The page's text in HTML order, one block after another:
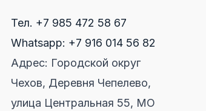
Тел. +7 985 472 58 67
Whatsapp: +7 916 014 56 82
Адрес: Городской округ
Чехов, Деревня Чепелево,
улица Центральная 55, МО